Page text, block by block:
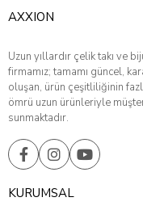
AXXION
Uzun yıllardır çelik takı ve
firmamız; tamamı güncel,
oluşan, ürün çeşitliliğinin
ömrü uzun ürünleriyle
sunmaktadır.
KURUMSAL